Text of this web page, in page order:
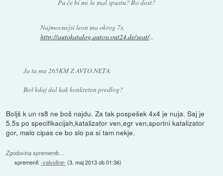
Pa če bi mi še mal spustu? Bo dost?
Najmocnejsi leon ma okrog 7s.
http://autokatalog.autoscout24.de/seat/...
Ja ta ma 265KM Z AVTO.NETA
Boš kdaj dal kak konkreten predlog?
Boljš k un rs8 ne boš najdu. Za tak pospešek 4x4 je nuja. Saj je
5.5s po specifikacijah,katalizator ven,egr ven,sportni katalizator
gor, malo cipas ce bo slo pa si tam nekje.
Zgodovina sprememb…
spremenil:-valvoline- (3. maj 2013 ob 01:36)